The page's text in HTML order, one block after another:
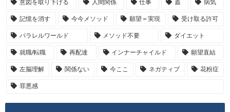
意図を取り下げる 人間関係 仕事 蓋 病気
記憶を消す 今今メソッド 願望＝実現 受け取る許可
パラレルワールド メソッド不要 ダイエット
就職/転職 再配達 インナーチャイルド 願望直結
左脳理解 関係ない 今ここ ネガティブ 花粉症
罪悪感